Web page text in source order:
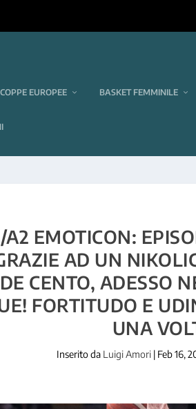
COPPE EUROPEE BASKET FEMMINILE
A2 EMOTICON:
AD UN
CENTO, ADESSO
FORTITUDO E
UNA
Inserito da Luigi Amori | Feb 16,